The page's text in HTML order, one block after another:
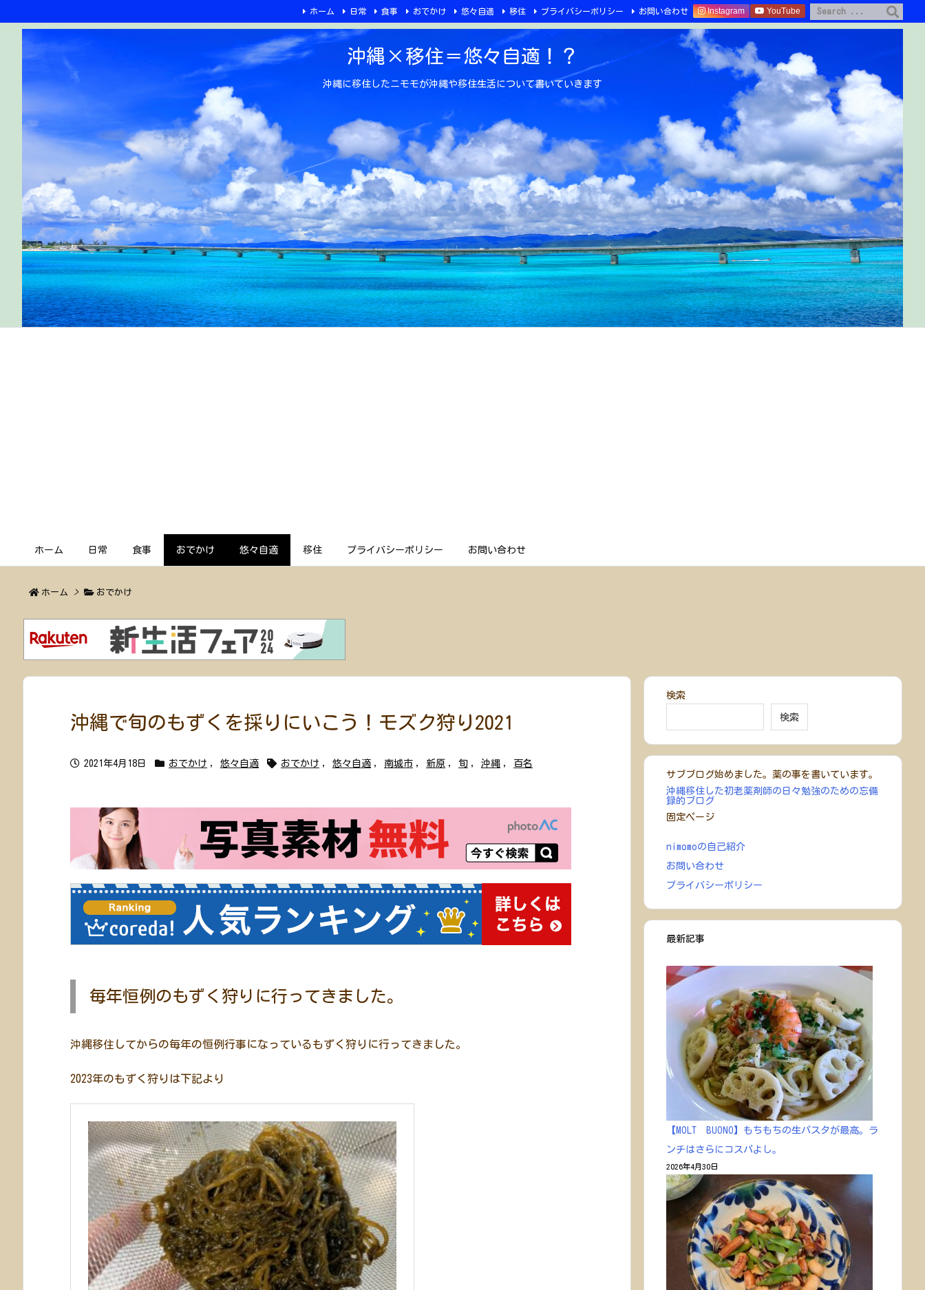
沖縄×移住＝悠々自適！？
沖縄に移住したニモモが沖縄や移住生活について書いていきます
ホーム 日常 食事 おでかけ 悠々自適 移住 プライバシーポリシー お問い合わせ
ホーム 日常 食事 おでかけ 悠々自適 移住 プライバシーポリシー お問い合わせ Instagram YouTube
ホーム > おでかけ
沖縄で旬のもずくを採りにいこう！モズク狩り2021
2021年4月18日 おでかけ , 悠々自適 おでかけ , 悠々自適 , 南城市 , 新原 , 旬 , 沖縄 , 百名
毎年恒例のもずく狩りに行ってきました。
沖縄移住してからの毎年の恒例行事になっているもずく狩りに行ってきました。
2023年のもずく狩りは下記より
検索
検索
サブブログ始めました。薬の事を書いています。
沖縄移住した初老薬剤師の日々勉強のための忘備
録的ブログ
固定ページ
nimomoの自己紹介
お問い合わせ
プライバシーポリシー
最新記事
【MOLT BUONO】もちもちの生パスタが最高。ラ
ンチはさらにコスパよし。
2026年4月30日